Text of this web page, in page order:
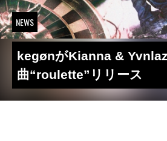
NEWS
kegønがKianna &
曲“roulette”リリース